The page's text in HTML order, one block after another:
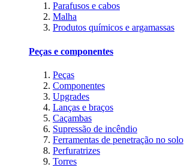
Parafusos e cabos
Malha
Produtos químicos e argamassas
Peças e componentes
Peças
Componentes
Upgrades
Lanças e braços
Caçambas
Supressão de incêndio
Ferramentas de penetração no solo
Perfuratrizes
Torres